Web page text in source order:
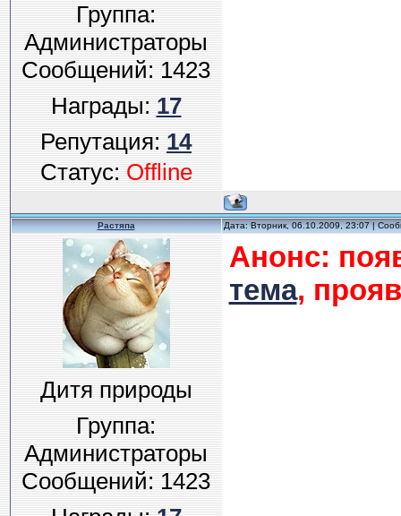
Группа:
Администраторы
Сообщений:1423
Награды:17
Репутация:14
Статус:Offline
Растяпа Дата: Вторник, 06.10.2009, 23:07 |
Дитя природы
Группа:
Администраторы
Сообщений:1423
Анонс:
тема,